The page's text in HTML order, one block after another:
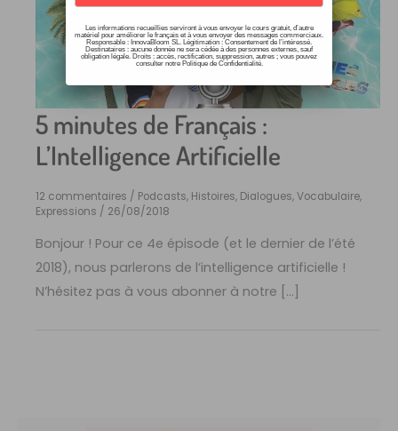
5 minutes de Français :
L’Intelligence Artificielle
12 commentaires / Podcasts, Histoires, Dialogues,Vocabulaire,
Expressions / 26/08/2018
Bonjour ! Pour ce 4e épisode (et le dernier de l’été
2018), nous parlerons de l’intelligence artificielle !
N’hésitez pas à vous abonner à notre […]
Les informations recueillies serviront à vous envoyer le cours gratuit, d’autre
matériel pour améliorer le français et à vous envoyer des messages commerciaux.
Responsable : InnovaBloom SL. Légitimation : Consentement de l’intéressé.
Destinataires : aucune donnée ne sera cédée à des personnes externes, sauf
obligation légale. Droits : accès, rectification, suppression, autres ; vous pouvez
consulter notre Politique de Confidentialité.